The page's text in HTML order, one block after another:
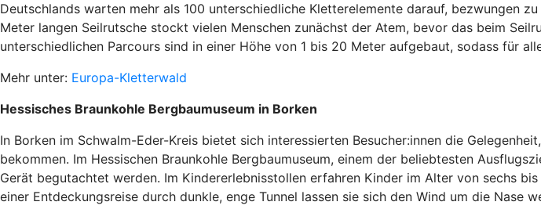
Deutschlands warten mehr als 100 unterschiedliche Kletterelemente darauf, bezwungen
Meter langen Seilrutsche stockt vielen Menschen zunächst der Atem, bevor das beim
unterschiedlichen Parcours sind in einer Höhe von 1 bis 20 Meter aufgebaut, sodass für
Mehr unter: Europa-Kletterwald
Hessisches Braunkohle Bergbaumuseum in Borken
In Borken im Schwalm-Eder-Kreis bietet sich interessierten Besucher:innen die
bekommen. Im Hessischen Braunkohle Bergbaumuseum, einem der beliebtesten
Gerät begutachtet werden. Im Kindererlebnisstollen erfahren Kinder im Alter von sechs
einer Entdeckungsreise durch dunkle, enge Tunnel lassen sie sich den Wind um die Nase